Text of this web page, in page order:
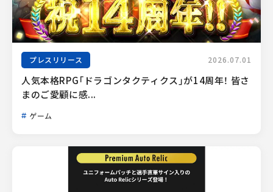
プレスリリース 2026.07.01
人気本格RPG「ドラゴンタクティクス」が14周年！ 皆さ
まのご愛顧に感...
ゲーム